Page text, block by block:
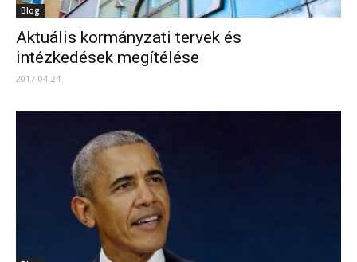
Blog
Aktuális kormányzati tervek és
intézkedések megítélése
2017-04-24